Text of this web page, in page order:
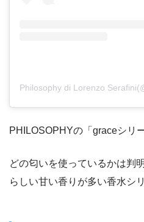
PHILOSOPHYの「graceシリ
どの匂いを使っているかは判
らしい甘い香りが多い香水シ